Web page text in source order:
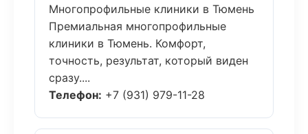
Многопрофильные клиники в Тюмень
Премиальная многопрофильные
клиники в Тюмень. Комфорт,
точность, результат, который виден
сразу....
Телефон: +7 (931) 979-11-28